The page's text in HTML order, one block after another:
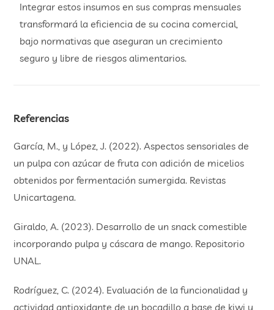
Integrar estos insumos en sus compras mensuales
transformará la eficiencia de su cocina comercial,
bajo normativas que aseguran un crecimiento
seguro y libre de riesgos alimentarios.
Referencias
García, M., y López, J. (2022). Aspectos sensoriales de
un pulpa con azúcar de fruta con adición de micelios
obtenidos por fermentación sumergida. Revistas
Unicartagena.
Giraldo, A. (2023). Desarrollo de un snack comestible
incorporando pulpa y cáscara de mango. Repositorio
UNAL.
Rodríguez, C. (2024). Evaluación de la funcionalidad y
actividad antioxidante de un bocadillo a base de kiwi y